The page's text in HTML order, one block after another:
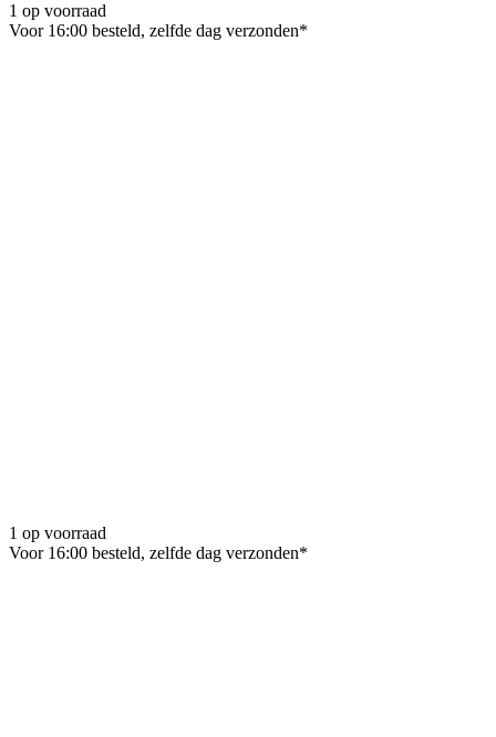
1 op voorraad
Voor 16:00 besteld, zelfde dag verzonden*
1 op voorraad
Voor 16:00 besteld, zelfde dag verzonden*